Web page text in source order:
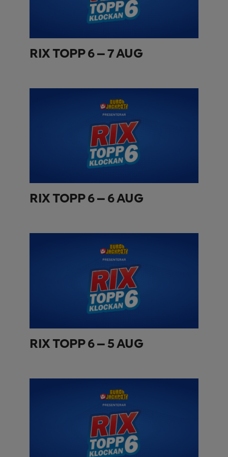
RIX TOPP 6 – 7 AUG
RIX TOPP 6 – 6 AUG
RIX TOPP 6 – 5 AUG